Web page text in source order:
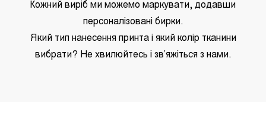
Кожний виріб ми можемо маркувати, додавши
персоналізовані бирки.
Який тип нанесення принта і який колір тканини
вибрати? Не хвилюйтесь і зв’яжіться з нами.